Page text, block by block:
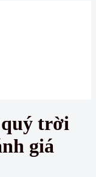
quý trời
giá